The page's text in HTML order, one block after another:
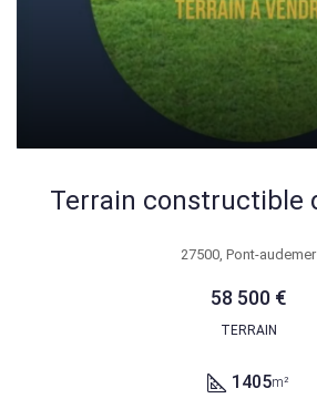
27500, Pont-audemer
58 500 €
TERRAIN
1405m²